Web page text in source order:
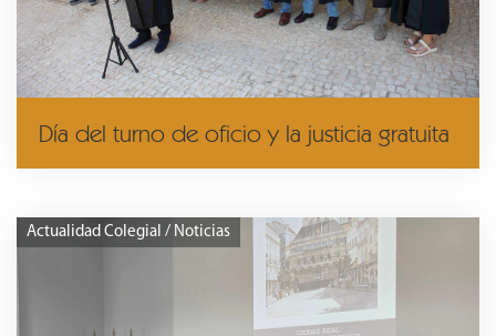
Día del turno de oficio y la justicia gratuita
Actualidad Colegial / Noticias